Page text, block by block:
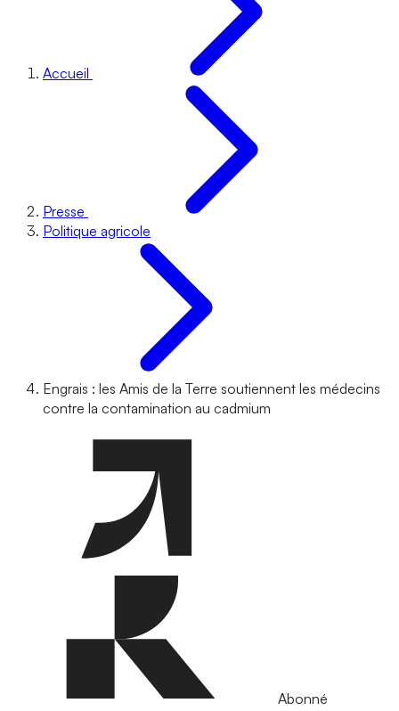
Accueil
Presse
Politique agricole
Engrais : les Amis de la Terre soutiennent les médecins
contre la contamination au cadmium
Abonné